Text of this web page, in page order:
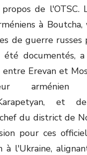
de l'OTSC.
à
de guerre
documentés, a
entre Erevan et
et
du district de
pour ces
à l'Ukraine,